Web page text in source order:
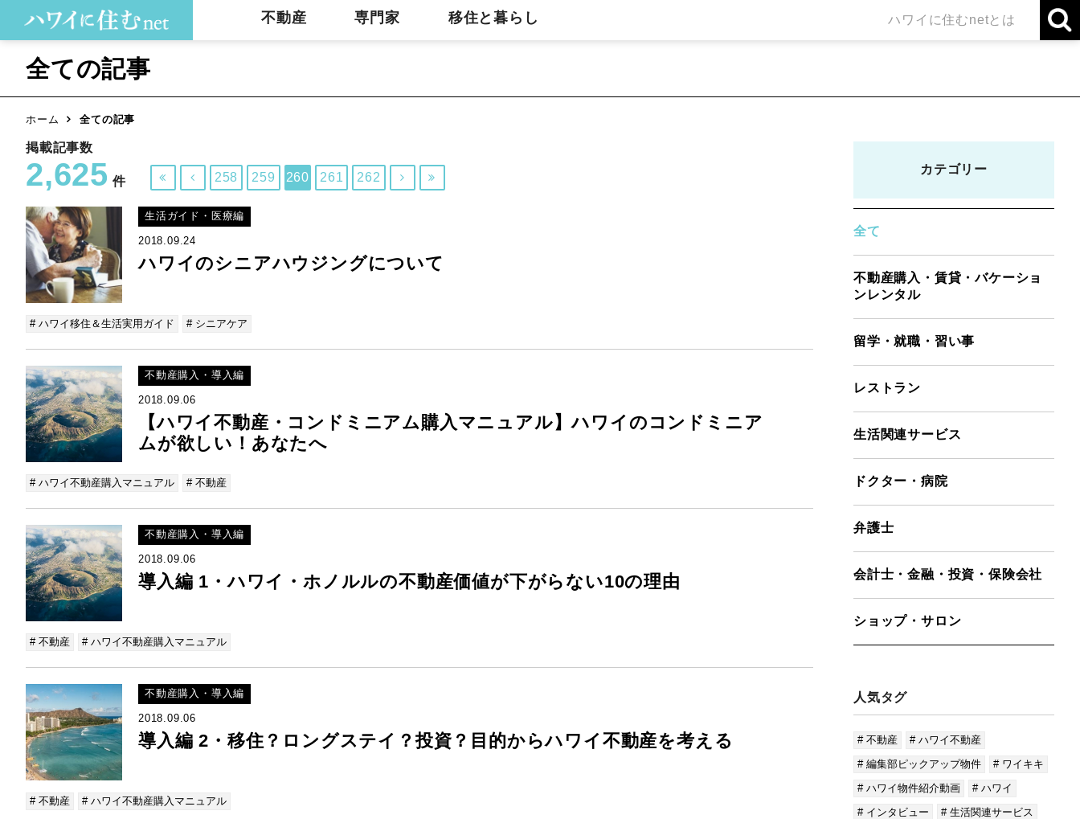
不動産 専門家 移住と暮らし ハワイに住むnetとは
全ての記事
ホーム 全ての記事
掲載記事数
2,625 件   258 259 260 261 262  
生活ガイド・医療編
2018.09.24
ハワイのシニアハウジングについて
# ハワイ移住＆生活実用ガイド # シニアケア
不動産購入・導入編
2018.09.06
【ハワイ不動産・コンドミニアム購入マニュアル】ハワイのコンドミニア
ムが欲しい！あなたへ
# ハワイ不動産購入マニュアル # 不動産
不動産購入・導入編
2018.09.06
導入編 1・ハワイ・ホノルルの不動産価値が下がらない10の理由
# 不動産 # ハワイ不動産購入マニュアル
不動産購入・導入編
2018.09.06
導入編 2・移住？ロングステイ？投資？目的からハワイ不動産を考える
# 不動産 # ハワイ不動産購入マニュアル
カテゴリー
全て
不動産購入・賃貸・バケーショ
ンレンタル
留学・就職・習い事
レストラン
生活関連サービス
ドクター・病院
弁護士
会計士・金融・投資・保険会社
ショップ・サロン
人気タグ
# 不動産
# ハワイ不動産
# 編集部ピックアップ物件
# ワイキキ
# ハワイ物件紹介動画
# ハワイ
# インタビュー
# 生活関連サービス